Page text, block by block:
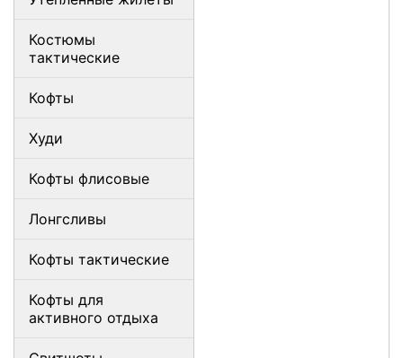
Костюмы
тактические
Кофты
Худи
Кофты флисовые
Лонгсливы
Кофты тактические
Кофты для
активного отдыха